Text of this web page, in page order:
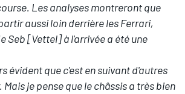
Les analyses montreront que
aussi loin derrière les Ferrari,
Seb [Vettel] à l'arrivée a été une
évident que c'est en suivant d'autres
je pense que le châssis a très bien